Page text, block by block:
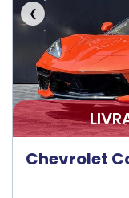
❮
Chevrolet